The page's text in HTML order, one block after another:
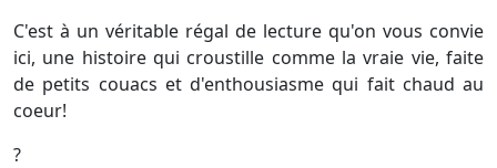
C'est à un véritable régal de lecture qu'on vous convie
ici, une histoire qui croustille comme la vraie vie, faite
de petits couacs et d'enthousiasme qui fait chaud au
coeur!
?